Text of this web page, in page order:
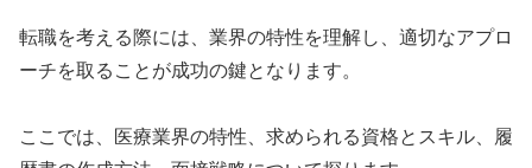
転職を考える際には、業界の特性を理解し、適切なアプロ
ーチを取ることが成功の鍵となります。
ここでは、医療業界の特性、求められる資格とスキル、履